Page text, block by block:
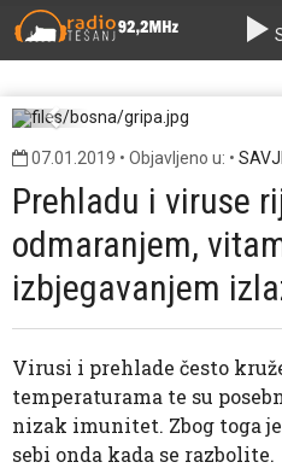
Previous
07.01.2019 • Objavljeno u: •
Prehladu i viruse
odmaranjem,
izbjegavanjem
Virusi i prehlade često
temperaturama te su
nizak imunitet. Zbog toga
sebi onda kada se razbolite.